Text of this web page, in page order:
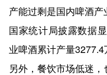
产能过剩是国内啤酒产
国家统计局披露数据
业啤酒累计产量3277.4
另外，餐饮市场低迷